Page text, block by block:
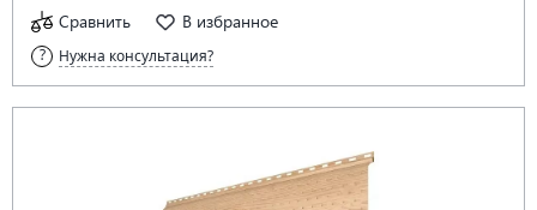
Сравнить В избранное
Нужна консультация?